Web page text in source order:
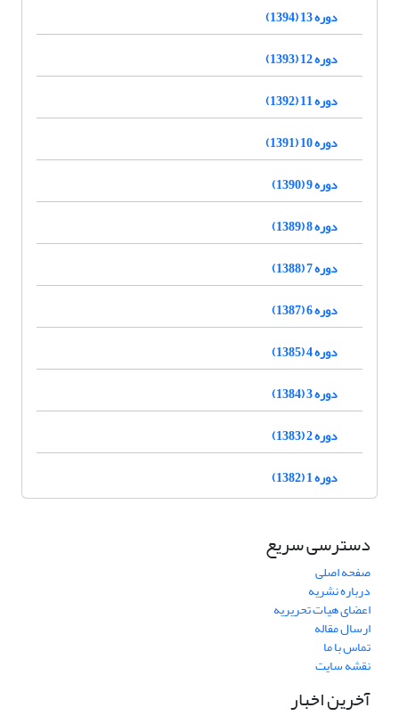
دوره 13 (1394)
دوره 12 (1393)
دوره 11 (1392)
دوره 10 (1391)
دوره 9 (1390)
دوره 8 (1389)
دوره 7 (1388)
دوره 6 (1387)
دوره 4 (1385)
دوره 3 (1384)
دوره 2 (1383)
دوره 1 (1382)
دسترسی سریع
صفحه اصلی
درباره نشریه
اعضای هیات تحریریه
ارسال مقاله
تماس با ما
نقشه سایت
آخرین اخبار